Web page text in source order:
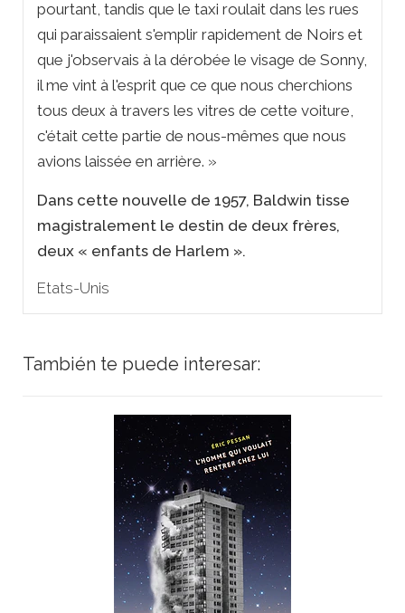
pourtant, tandis que le taxi roulait dans les rues
qui paraissaient s'emplir rapidement de Noirs et
que j'observais à la dérobée le visage de Sonny,
il me vint à l'esprit que ce que nous cherchions
tous deux à travers les vitres de cette voiture,
c'était cette partie de nous-mêmes que nous
avions laissée en arrière. »
Dans cette nouvelle de 1957, Baldwin tisse
magistralement le destin de deux frères,
deux « enfants de Harlem ».
Etats-Unis
También te puede interesar: